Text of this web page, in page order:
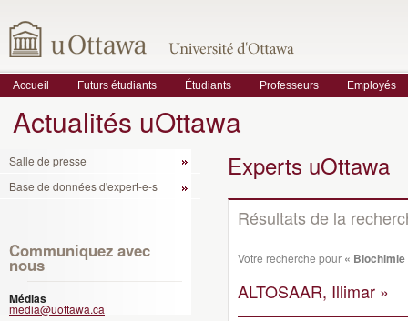
Accueil Futurs étudiants Étudiants Professeurs Employés
Actualités uOttawa
Salle de presse
Base de données d'expert-e-s
Communiquez avec
nous
Médias
media@uottawa.ca
Experts uOttawa
Résultats de la
Votre recherche pour « Biochimie
ALTOSAAR, Illimar »